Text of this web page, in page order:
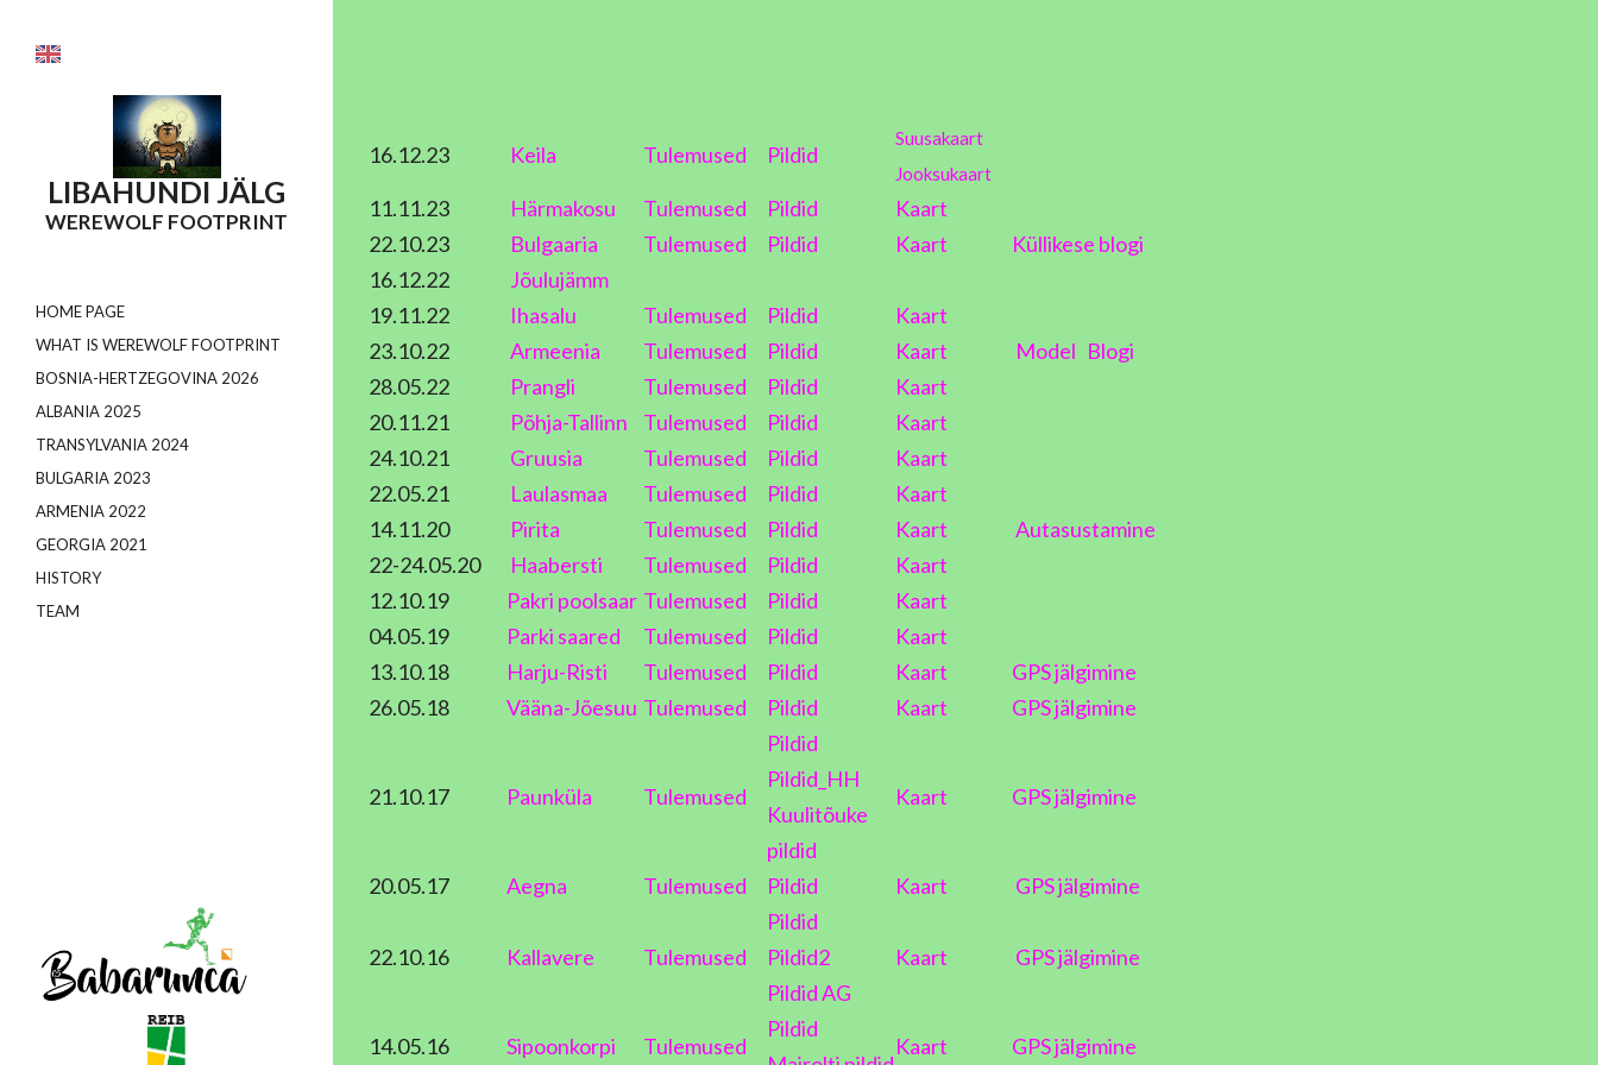
LIBAHUNDI JÄLG
WEREWOLF FOOTPRINT
HOME PAGE
WHAT IS WEREWOLF FOOTPRINT
BOSNIA-HERTZEGOVINA 2026
ALBANIA 2025
TRANSYLVANIA 2024
BULGARIA 2023
ARMENIA 2022
GEORGIA 2021
HISTORY
TEAM
16.12.23 Keila Tulemused Pildid
Suusakaart
Jooksukaart
11.11.23 Härmakosu Tulemused Pildid
Kaart
22.10.23
Bulgaaria Tulemused Pildid Kaart
Küllikese blogi
16.12.22
Jõulujämm
19.11.22
Ihasalu Tulemused Pildid
Kaart
23.10.22
Armeenia Tulemused Pildid Kaart Model Blogi
28.05.22
Prangli Tulemused Pildid
Kaart
20.11.21
Põhja-Tallinn Tulemused Pildid
Kaart
24.10.21
Gruusia Tulemused Pildid
Kaart
22.05.21
Laulasmaa Tulemused Pildid
Kaart
14.11.20
Pirita Tulemused Pildid Kaart
Autasustamine
22-24.05.20
Haabersti Tulemused Pildid
Kaart
12.10.19
Pakri poolsaar Tulemused Pildid
Kaart
04.05.19
Parki saared Tulemused Pildid
Kaart
13.10.18
Harju-Risti Tulemused Pildid Kaart
GPS jälgimine
26.05.18
Vääna-Jõesuu Tulemused Pildid Kaart GPS jälgimine
21.10.17 Paunküla Tulemused
Pildid
Pildid_HH
Kuulitõuke
pildid
Kaart GPS jälgimine
20.05.17 Aegna Tulemused Pildid Kaart GPS jälgimine
22.10.16 Kallavere Tulemused
Pildid
Pildid2
Pildid AG
Kaart GPS jälgimine
14.05.16 Sipoonkorpi Tulemused
Pildid
Kaart GPS jälgimine